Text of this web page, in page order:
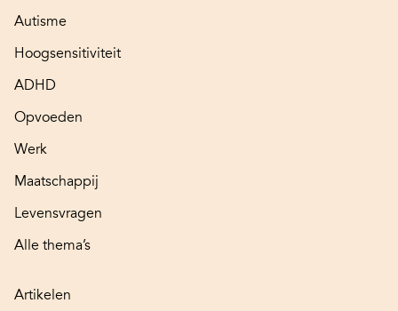
Autisme
Hoogsensitiviteit
ADHD
Opvoeden
Werk
Maatschappij
Levensvragen
Alle thema’s
Artikelen